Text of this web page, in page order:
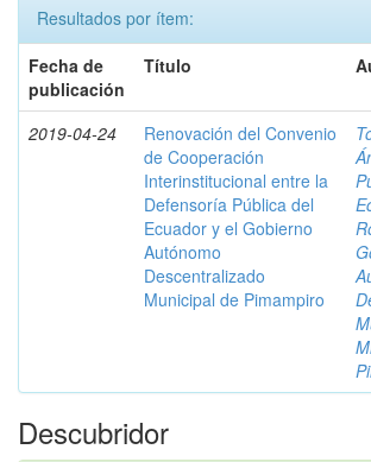
Resultados por ítem:
Fecha de
publicación
Título
2019-04-24
Renovación del Convenio
de Cooperación
Interinstitucional entre la
Defensoría Pública del
Ecuador y el Gobierno
Autónomo
Descentralizado
Municipal de Pimampiro
Descubridor